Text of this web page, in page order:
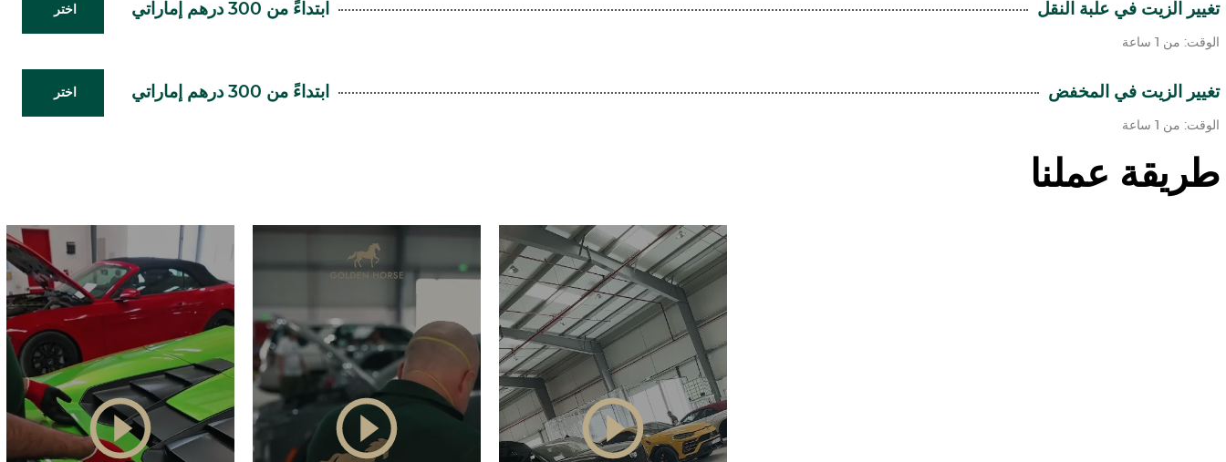
تغيير الزيت في علبة النقل ابتداءً من 300 درهم إماراتي اختر
الوقت: من 1 ساعة
تغيير الزيت في المخفض ابتداءً من 300 درهم إماراتي اختر
الوقت: من 1 ساعة
طريقة عملنا